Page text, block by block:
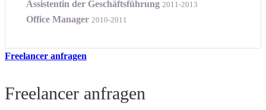
Assistentin der Geschäftsführung 2011-2013
Office Manager 2010-2011
Freelancer anfragen
Freelancer anfragen